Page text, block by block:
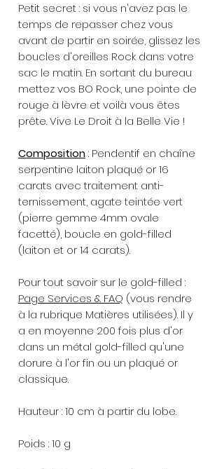
Petit secret : si vous n'avez pas le
temps de repasser chez vous
avant de partir en soirée, glissez les
boucles d'oreilles Rock dans votre
sac le matin. En sortant du bureau
mettez vos BO Rock, une pointe de
rouge à lèvre et voilà vous êtes
prête. Vive Le Droit à la Belle Vie !
Composition: Pendentif en chaîne
serpentine laiton plaqué or 16
carats avec traitement anti-
ternissement, agate teintée vert
(pierre gemme 4mm ovale
facetté), boucle en gold-filled
(laiton et or 14 carats).
Pour tout savoir sur le gold-filled :
Page Services & FAQ (vous rendre
à la rubrique Matières utilisées). Il y
a en moyenne 200 fois plus d'or
dans un métal gold-filled qu'une
dorure à l'or fin ou un plaqué or
classique.
Hauteur : 10 cm à partir du lobe.
Poids : 10 g